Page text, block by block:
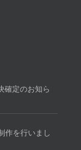
確定のお知ら
作を行いまし